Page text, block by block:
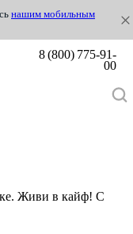
нашим мобильным
8 (800) 775-91-
00
Живи в кайф! С